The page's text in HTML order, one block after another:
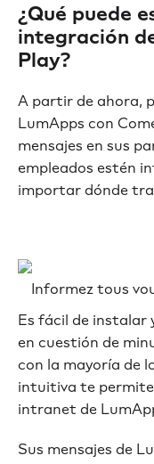
¿Qué puede
integración
Play?
A partir de ahora,
LumApps con
mensajes en sus
empleados estén
importar dónde
Informez tous
Es fácil de instalar
en cuestión de
con la mayoría de
intuitiva te
intranet de
Sus mensajes de